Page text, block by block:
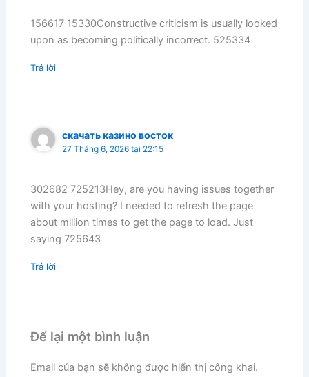
156617 15330Constructive criticism is usually looked
upon as becoming politically incorrect. 525334
Trả lời
скачать казино восток
27 Tháng 6, 2026 tại 22:15
302682 725213Hey, are you having issues together
with your hosting? I needed to refresh the page
about million times to get the page to load. Just
saying 725643
Trả lời
Để lại một bình luận
Email của bạn sẽ không được hiển thị công khai.